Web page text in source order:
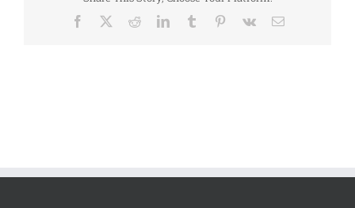
Facebook RedditLinkedInTumblr Pinterest
Vk Email